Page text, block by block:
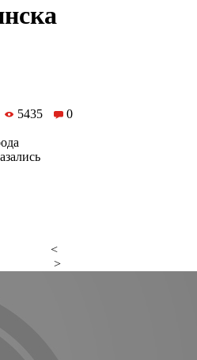
5435 0
<
>